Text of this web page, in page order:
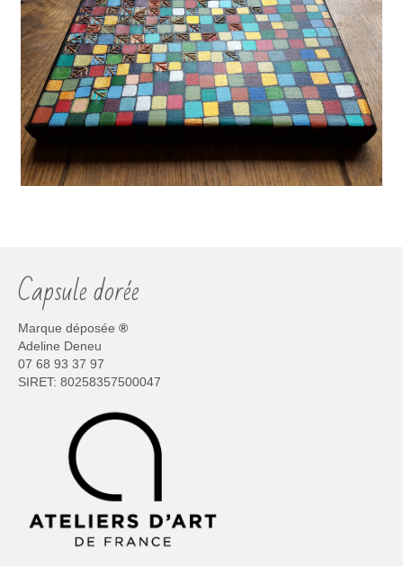
Capsule dorée
Marque déposée ®
Adeline Deneu
07 68 93 37 97
SIRET: 80258357500047